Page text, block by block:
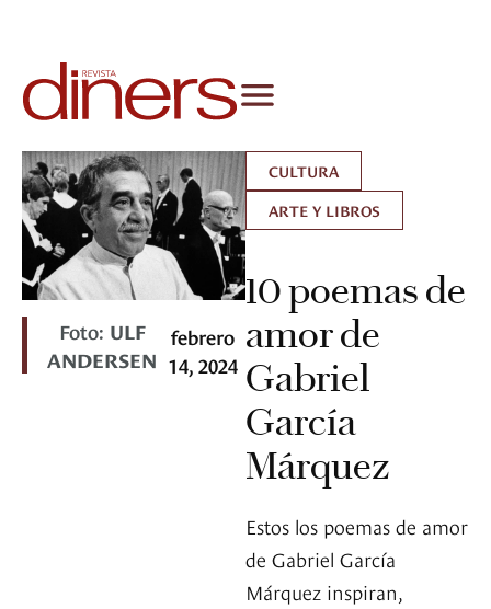
Foto: ULF
ANDERSEN
febrero
14, 2024
CULTURA
ARTE Y LIBROS
10 poemas de
amor de
Gabriel
García
Márquez
Estos los poemas de amor
de Gabriel García
Márquez inspiran,